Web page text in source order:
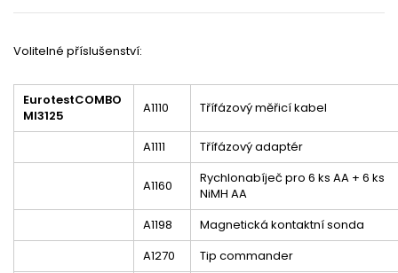
Volitelné příslušenství:
EurotestCOMBO
MI3125
A1110 Třífázový měřicí kabel
A1111 Třífázový adaptér
A1160
Rychlonabíječ pro 6 ks AA + 6 ks
NiMH AA
A1198
Magnetická kontaktní sonda
A1270
Tip commander